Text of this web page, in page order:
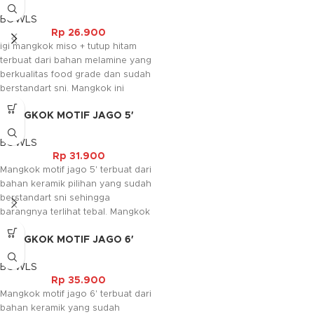
pada barangnya.
HITAM
BOWLS
Rp 26.900
igi mangkok miso + tutup hitam
terbuat dari bahan melamine yang
berkualitas food grade dan sudah
berstandart sni. Mangkok ini
biasanya digunakan sebagai
tempat saus ataupun sambal dan
tutupnya bisa digunakan sebagai
lepek.
MANGKOK MOTIF JAGO 5′
BOWLS
Rp 31.900
Mangkok motif jago 5' terbuat dari
bahan keramik pilihan yang sudah
berstandart sni sehingga
barangnya terlihat tebal. Mangkok
ini tersedia motif ayam jago yang
memperindah tambilan barangnya.
Kami akan menghubungi Anda
kembali, jika request warna tidak
tersedia.
MANGKOK MOTIF JAGO 6′
BOWLS
Rp 35.900
Mangkok motif jago 6' terbuat dari
bahan keramik yang sudah